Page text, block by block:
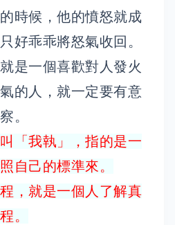
時候，他的憤怒就成
好乖乖將怒氣收回。
是一個喜歡對人發火
的人，就一定要有意
。
「我執」，指的是一
自己的標準來。
，就是一個人了解真
。